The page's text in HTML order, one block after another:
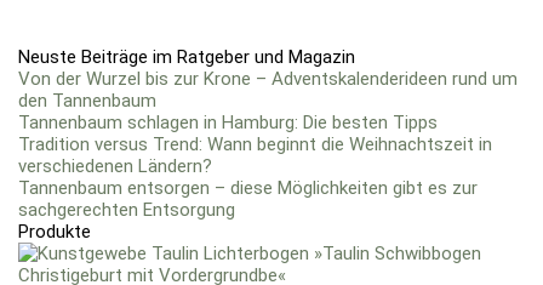
Neuste Beiträge im Ratgeber und Magazin
Von der Wurzel bis zur Krone – Adventskalenderideen rund um
den Tannenbaum
Tannenbaum schlagen in Hamburg: Die besten Tipps
Tradition versus Trend: Wann beginnt die Weihnachtszeit in
verschiedenen Ländern?
Tannenbaum entsorgen – diese Möglichkeiten gibt es zur
sachgerechten Entsorgung
Produkte